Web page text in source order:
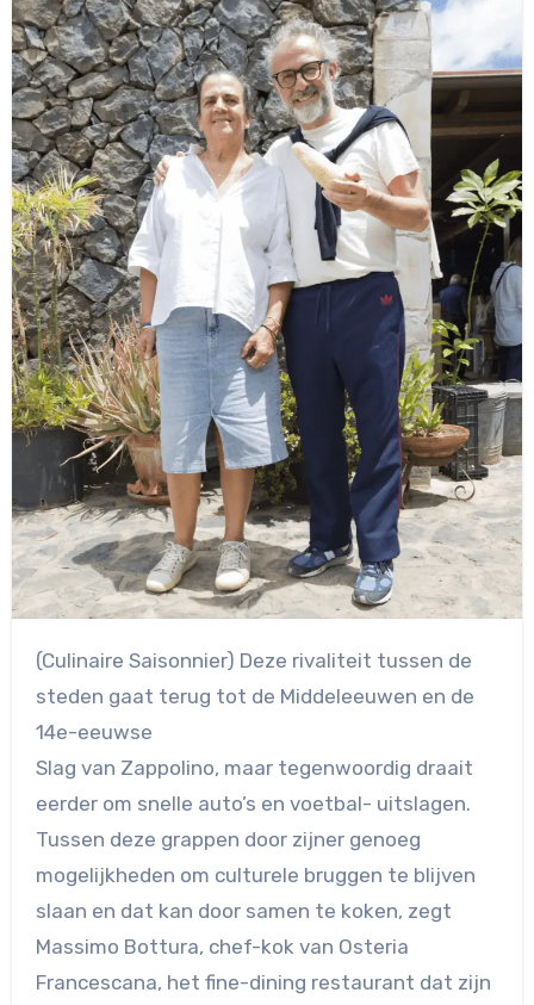
(Culinaire Saisonnier) Deze rivaliteit tussen de
steden gaat terug tot de Middeleeuwen en de
14e-eeuwse
Slag van Zappolino, maar tegenwoordig draait
eerder om snelle auto’s en voetbal- uitslagen.
Tussen deze grappen door zijner genoeg
mogelijkheden om culturele bruggen te blijven
slaan en dat kan door samen te koken, zegt
Massimo Bottura, chef-kok van Osteria
Francescana, het fine-dining restaurant dat zijn